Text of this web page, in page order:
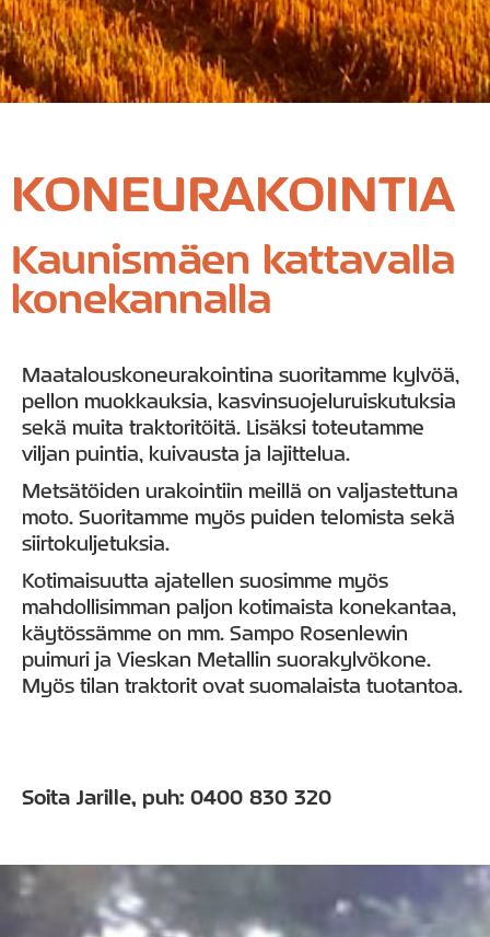
KONEURAKOINTIA
Kaunismäen kattavalla
konekannalla
Maatalouskoneurakointina suoritamme kylvöä,
pellon muokkauksia, kasvinsuojeluruiskutuksia
sekä muita traktoritöitä. Lisäksi toteutamme
viljan puintia, kuivausta ja lajittelua.
Metsätöiden urakointiin meillä on valjastettuna
moto. Suoritamme myös puiden telomista sekä
siirtokuljetuksia.
Kotimaisuutta ajatellen suosimme myös
mahdollisimman paljon kotimaista konekantaa,
käytössämme on mm. Sampo Rosenlewin
puimuri ja Vieskan Metallin suorakylvökone.
Myös tilan traktorit ovat suomalaista tuotantoa.
Soita Jarille, puh: 0400 830 320